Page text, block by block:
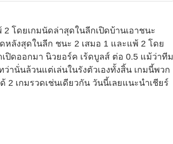
โดยเกมนัดล่าสุดในลีกเปิดบ้านเอาชนะ
ลังสุดในลีก ชนะ 2 เสมอ 1 และแพ้ 2 โดย
ปิดออกมา นิวยอร์ค เร้ดบูลส์ ต่อ 0.5 แม้ว่าทีม
านั่นล้วนแต่เล่นในรังตัวเองทั้งสิ้น เกมนี้พวก
2 เกมรวดเช่นเดียวกัน วันนี้เลยแนะนำเชียร์